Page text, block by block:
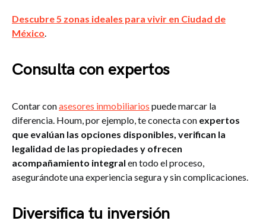
Descubre 5 zonas ideales para vivir en Ciudad de
México.
Consulta con expertos
Contar conasesores inmobiliarios puede marcar la
diferencia. Houm, por ejemplo, te conecta con expertos
que evalúan las opciones disponibles, verifican la
legalidad de las propiedades y ofrecen
acompañamiento integral en todo el proceso,
asegurándote una experiencia segura y sin complicaciones.
Diversifica tu inversión